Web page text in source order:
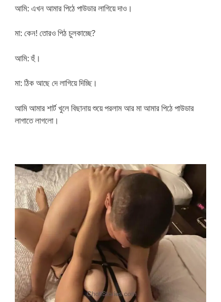
আমি: এখন আমার পিঠে পাউডার লাগিয়ে দাও।
মা: কেন! তোরও পিঠ চুলকাচ্ছে?
আমি: হুঁ।
মা: ঠিক আছে দে লাগিয়ে দিচ্ছি।
আমি আমার শার্ট খুলে বিছানায় শুয়ে পরলাম আর মা আমার পিঠে পাউডার
লাগাতে লাগলো।